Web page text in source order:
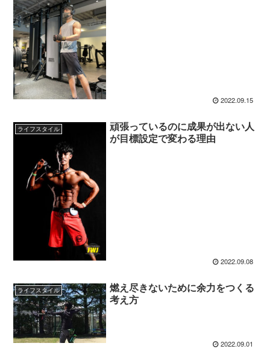
2022.09.15
ライフスタイル
頑張っているのに成果が出ない人
が目標設定で変わる理由
2022.09.08
ライフスタイル
燃え尽きないために余力をつくる
考え方
2022.09.01